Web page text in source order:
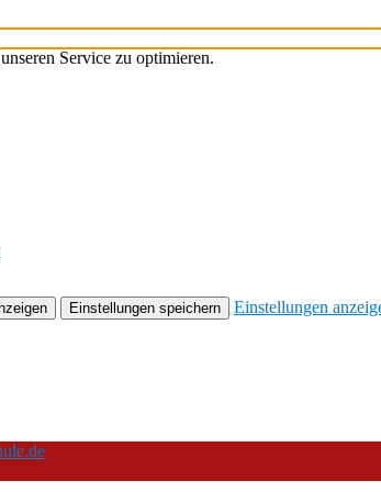
Service zu optimieren.
Einstellungen speichern Einstellungen